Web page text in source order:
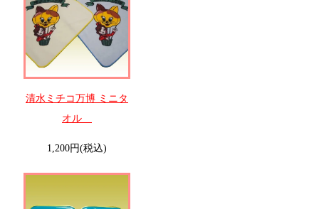
清水ミチコ万博 ミニタ
オル
1,200円(税込)